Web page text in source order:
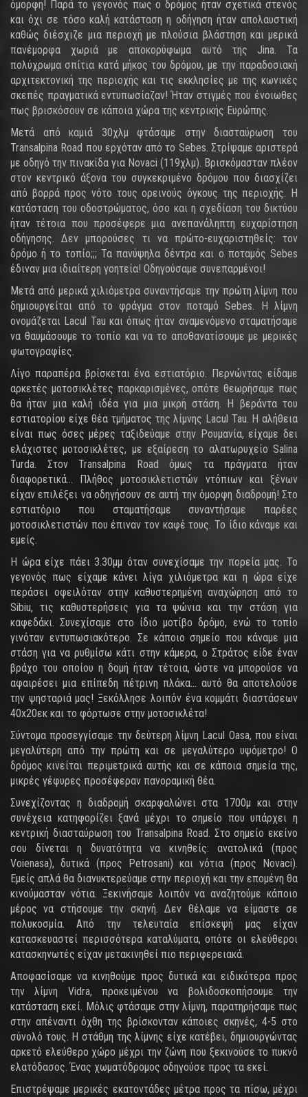
όμορφη! Παρά το γεγονός πως ο δρόμος ήταν σχετικά στενός
και όχι σε τόσο καλή κατάσταση η οδήγηση ήταν απολαυστική
καθώς διέσχιζε μια περιοχή με πλούσια βλάστηση και μερικά
πανέμορφα χωριά με αποκορύφωμα αυτό της Jina. Τα
πολύχρωμα σπίτια κατά μήκος του δρόμου, με την παραδοσιακή
αρχιτεκτονική της περιοχής και τις εκκλησίες με της κωνικές
σκεπές πραγματικά εντυπωσίαζαν! Ήταν στιγμές που ένοιωθες
πως βρισκόσουν σε κάποια χώρα της κεντρικής Ευρώπης.
Μετά από καμιά 30χλμ φτάσαμε στην διασταύρωση του
Transalpina Road που ερχόταν από το Sebes. Στρίψαμε αριστερά
με οδηγό την πινακίδα για Novaci (119χλμ). Βρισκόμασταν πλέον
στον κεντρικό άξονα του συγκεκριμένο δρόμου που διασχίζει
από βορρά προς νότο τους ορεινούς όγκους της περιοχής. Η
κατάσταση του οδοστρώματος, όσο και η σχεδίαση του δικτύου
ήταν τέτοια που προσέφερε μια ανεπανάληπτη ευχαρίστηση
οδήγησης. Δεν μπορούσες τι να πρώτο-ευχαριστηθείς: τον
δρόμο ή το τοπίο;;; Τα πανύψηλα δέντρα και ο ποταμός Sebes
έδιναν μια ιδιαίτερη γοητεία! Οδηγούσαμε συνεπαρμένοι!
Μετά από μερικά χιλιόμετρα συναντήσαμε την πρώτη λίμνη που
δημιουργείται από το φράγμα στον ποταμό Sebes. Η λίμνη
ονομάζεται Lacul Tau και όπως ήταν αναμενόμενο σταματήσαμε
να θαυμάσουμε το τοπίο και να το αποθανατίσουμε με μερικές
φωτογραφίες.
Λίγο παραπέρα βρίσκεται ένα εστιατόριο. Περνώντας είδαμε
αρκετές μοτοσικλέτες παρκαρισμένες, οπότε θεωρήσαμε πως
θα ήταν μια καλή ιδέα για μια μικρή στάση. Η βεράντα του
εστιατορίου είχε θέα τμήματος της λίμνης Lacul Tau. Η αλήθεια
είναι πως όσες μέρες ταξιδεύαμε στην Ρουμανία, είχαμε δει
ελάχιστες μοτοσικλέτες, με εξαίρεση το αλατωρυχείο Salina
Turda. Στον Transalpina Road όμως τα πράγματα ήταν
διαφορετικά... Πλήθος μοτοσικλετιστών ντόπιων και ξένων
είχαν επιλέξει να οδηγήσουν σε αυτή την όμορφη διαδρομή! Στο
εστιατόριο που σταματήσαμε συναντήσαμε παρέες
μοτοσικλετιστών που έπιναν τον καφέ τους. Το ίδιο κάναμε και
εμείς.
Η ώρα είχε πάει 3.30μμ όταν συνεχίσαμε την πορεία μας. Το
γεγονός πως είχαμε κάνει λίγα χιλιόμετρα και η ώρα είχε
περάσει οφειλόταν στην καθυστερημένη αναχώρηση από το
Sibiu, τις καθυστερήσεις για τα ψώνια και την στάση για
καφεδάκι. Συνεχίσαμε στο ίδιο μοτίβο δρόμο, ενώ το τοπίο
γινόταν εντυπωσιακότερο. Σε κάποιο σημείο που κάναμε μια
στάση για να ρυθμίσω κάτι στην κάμερα, ο Στράτος είδε έναν
βράχο του οποίου η δομή ήταν τέτοια, ώστε να μπορούσε να
αφαιρέσει μια επίπεδη πέτρινη πλάκα... αυτό θα αποτελούσε
την ψησταριά μας! Ξεκόλλησε λοιπόν ένα κομμάτι διαστάσεων
40x20εκ και το φόρτωσε στην μοτοσικλέτα!
Σύντομα προσεγγίσαμε την δεύτερη λίμνη Lacul Oasa, που είναι
μεγαλύτερη από την πρώτη και σε μεγαλύτερο υψόμετρο! Ο
δρόμος κινείται περιμετρικά αυτής και σε κάποια σημεία της,
μικρές γέφυρες προσέφεραν πανοραμική θέα.
Συνεχίζοντας η διαδρομή σκαρφαλώνει στα 1700μ και στην
συνέχεια κατηφορίζει ξανά μέχρι το σημείο που υπάρχει η
κεντρική διασταύρωση του Transalpina Road. Στο σημείο εκείνο
σου δίνεται η δυνατότητα να κινηθείς: ανατολικά (προς
Voienasa), δυτικά (προς Petrosani) και νότια (προς Novaci).
Εμείς απλά θα διανυκτερεύαμε στην περιοχή και την επομένη θα
κινούμασταν νότια. Ξεκινήσαμε λοιπόν να αναζητούμε κάποιο
μέρος να στήσουμε την σκηνή. Δεν θέλαμε να είμαστε σε
πολυκοσμία. Από την τελευταία επίσκεψή μας είχαν
κατασκευαστεί περισσότερα καταλύματα, οπότε οι ελεύθεροι
κατασκηνωτές είχαν μετακινηθεί πιο περιφερειακά.
Αποφασίσαμε να κινηθούμε προς δυτικά και ειδικότερα προς
την λίμνη Vidra, προκειμένου να βολιδοσκοπήσουμε την
κατάσταση εκεί. Μόλις φτάσαμε στην λίμνη, παρατηρήσαμε πως
στην απέναντι όχθη της βρίσκονταν κάποιες σκηνές, 4-5 στο
σύνολό τους. Η στάθμη της λίμνης είχε κατέβει, δημιουργώντας
αρκετό ελεύθερο χώρο μέχρι την ζώνη που ξεκινούσε το πυκνό
ελατόδασος. Ένας χωματόδρομος οδηγούσε προς τα εκεί.
Επιστρέψαμε μερικές εκατοντάδες μέτρα προς τα πίσω, μέχρι